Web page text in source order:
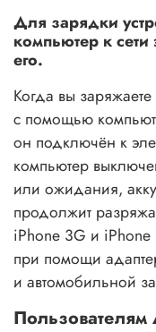
Для зарядки
компьютер к сети
его.
Когда вы
с помощью
он подключён к
компьютер
или ожидания,
продолжит
iPhone 3G и iPhone
при помощи
и автомобильной
Пользователям